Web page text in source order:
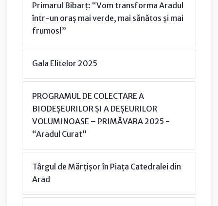
Primarul Bibarț: “Vom transforma Aradul
într-un oraș mai verde, mai sănătos și mai
frumos!”
Gala Elitelor 2025
PROGRAMUL DE COLECTARE A
BIODEȘEURILOR ȘI A DEȘEURILOR
VOLUMINOASE – PRIMĂVARA 2025 -
“Aradul Curat”
Târgul de Mărțișor în Piața Catedralei din
Arad